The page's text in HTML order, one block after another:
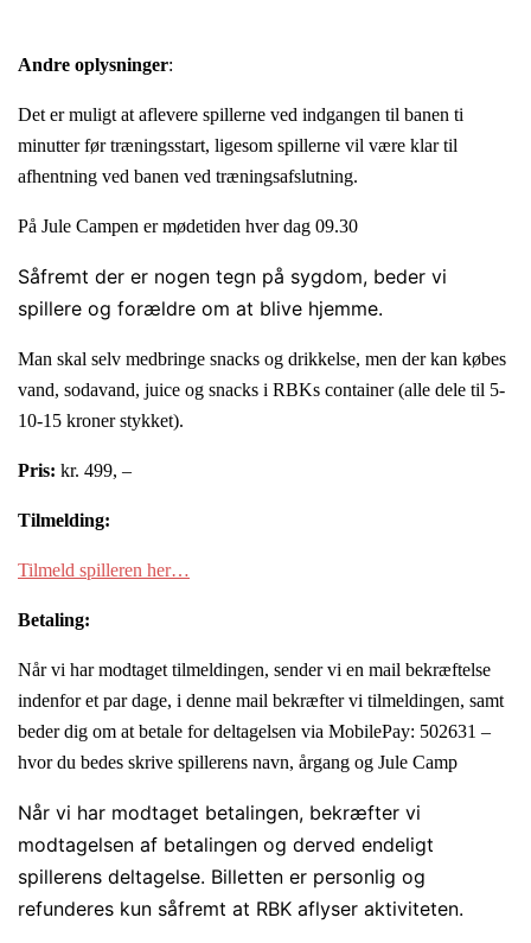
Andre oplysninger:
Det er muligt at aflevere spillerne ved indgangen til banen ti
minutter før træningsstart, ligesom spillerne vil være klar til
afhentning ved banen ved træningsafslutning.
På Jule Campen er mødetiden hver dag 09.30
Såfremt der er nogen tegn på sygdom, beder vi
spillere og forældre om at blive hjemme.
Man skal selv medbringe snacks og drikkelse, men der kan købes
vand, sodavand, juice og snacks i RBKs container (alle dele til 5-
10-15 kroner stykket).
Pris: kr. 499, –
Tilmelding:
Tilmeld spilleren her…
Betaling:
Når vi har modtaget tilmeldingen, sender vi en mail bekræftelse
indenfor et par dage, i denne mail bekræfter vi tilmeldingen, samt
beder dig om at betale for deltagelsen via MobilePay: 502631 –
hvor du bedes skrive spillerens navn, årgang og Jule Camp
Når vi har modtaget betalingen, bekræfter vi
modtagelsen af betalingen og derved endeligt
spillerens deltagelse. Billetten er personlig og
refunderes kun såfremt at RBK aflyser aktiviteten.